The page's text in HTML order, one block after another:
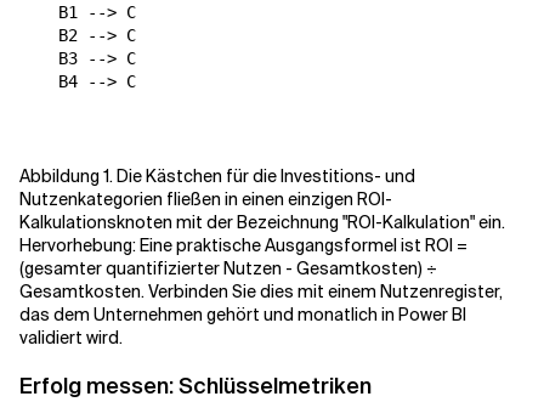
    B1 --> C
    B2 --> C
    B3 --> C
    B4 --> C
Abbildung 1. Die Kästchen für die Investitions- und
Nutzenkategorien fließen in einen einzigen ROI-
Kalkulationsknoten mit der Bezeichnung "ROI-Kalkulation" ein.
Hervorhebung: Eine praktische Ausgangsformel ist ROI =
(gesamter quantifizierter Nutzen - Gesamtkosten) ÷
Gesamtkosten. Verbinden Sie dies mit einem Nutzenregister,
das dem Unternehmen gehört und monatlich in Power BI
validiert wird.
Erfolg messen: Schlüsselmetriken